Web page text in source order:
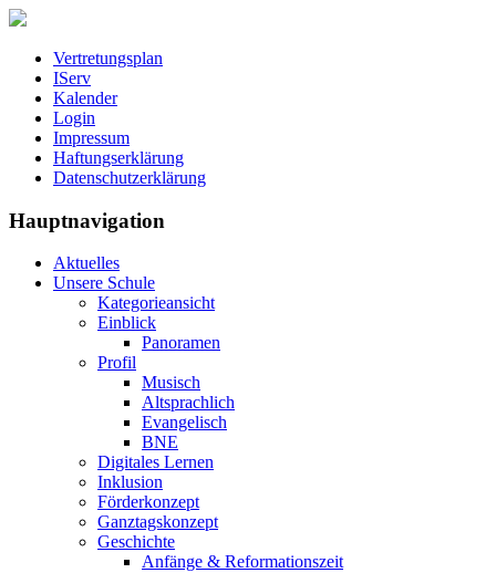
Vertretungsplan
IServ
Kalender
Login
Impressum
Haftungserklärung
Datenschutzerklärung
Hauptnavigation
Aktuelles
Unsere Schule
Kategorieansicht
Einblick
Panoramen
Profil
Musisch
Altsprachlich
Evangelisch
BNE
Digitales Lernen
Inklusion
Förderkonzept
Ganztagskonzept
Geschichte
Anfänge & Reformationszeit